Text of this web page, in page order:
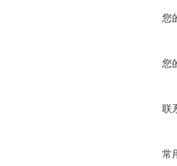
您
您
联
常